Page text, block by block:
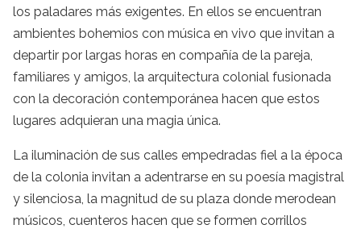
los paladares más exigentes. En ellos se encuentran
ambientes bohemios con música en vivo que invitan a
departir por largas horas en compañía de la pareja,
familiares y amigos, la arquitectura colonial fusionada
con la decoración contemporánea hacen que estos
lugares adquieran una magia única.
La iluminación de sus calles empedradas fiel a la época
de la colonia invitan a adentrarse en su poesía magistral
y silenciosa, la magnitud de su plaza donde merodean
músicos, cuenteros hacen que se formen corrillos